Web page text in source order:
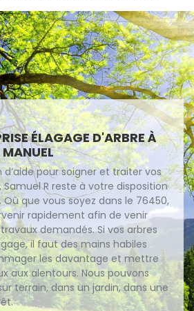
ÉLAGAGE D'ARBRE À
d’aide pour soigner et traiter vos
R reste à votre disposition
Où que vous soyez dans le 76450,
rapidement afin de venir
demandés. Si vos arbres
il faut des mains habiles
les davantage et mettre
aux alentours. Nous pouvons
terrain, dans un jardin, dans une